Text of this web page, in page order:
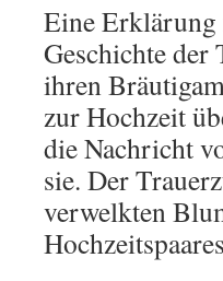
Eine
Geschichte der
ihren
zur Hochzeit
die Nachricht
sie. Der
verwelkten